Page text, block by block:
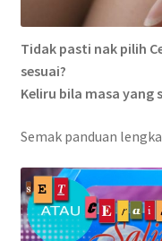
Tidak pasti nak pilih
sesuai?
Keliru bila masa yang
Semak panduan